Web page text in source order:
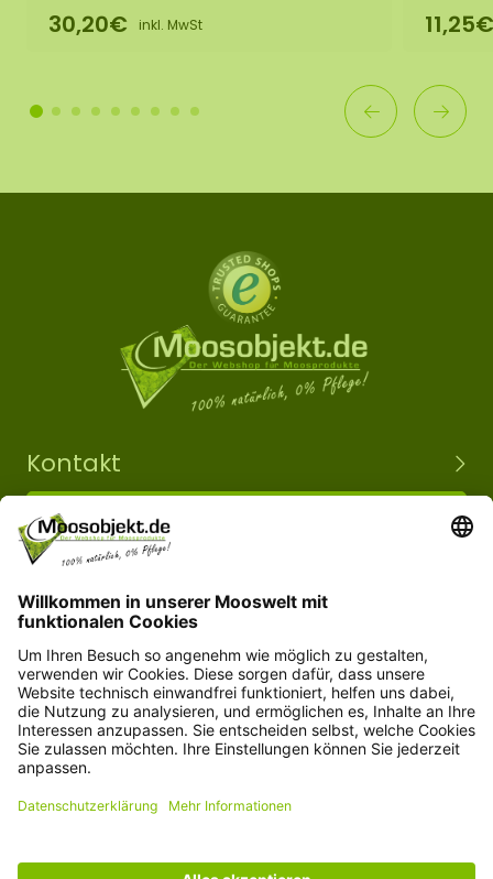
30,20€ inkl. MwSt 11,25€
Kontakt
info@moosobjekt.de
Versand in ganz Deutschland und Österreich.
Kundenservice
Informationen